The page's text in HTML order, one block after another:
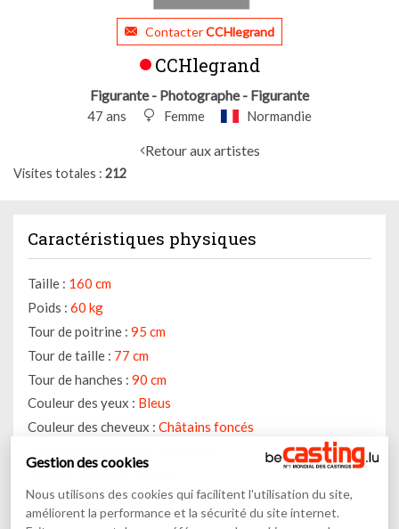
ContacterCCHlegrand
CCHlegrand
Figurante - Photographe - Figurante
47 ans Femme Normandie
Retour aux artistes
Visites totales 212
Caractéristiques physiques
Taille : 160 cm
Poids : 60 kg
Tour de poitrine : 95 cm
Tour de taille : 77 cm
Tour de hanches : 90 cm
Couleur des yeux : Bleus
Couleur des cheveux : Châtains foncés
Signes particuliers
Gestion des cookies
Nous utilisons des cookies qui facilitent l'utilisation du site,
améliorent la performance et la sécurité du site internet.